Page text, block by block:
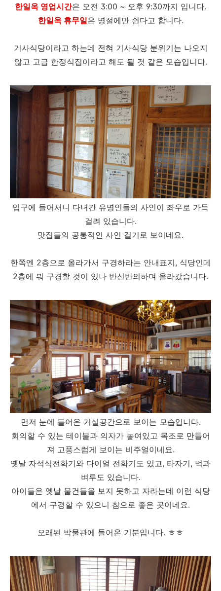
한일옥 영업시간은 오전 3:00 ~ 오후 9:30까지 입니다.
한일옥 휴무일은 명절에만 쉰다고 합니다.
기사식당이라고 하는데 전혀 기사식당 분위기는 나오지
않고 고급 한정식집이라고 해도 될 것 같은 모습입니다.
입구에 들어서니 다녀간 유명인들의 사인이 좌우로 가득
걸려 있습니다.
맛집들의 공통적인 사인 걸기로 보이네요.
한쪽엔 2층으로 올라가서 구경하라는 안내표지, 식당인데
2층에 뭐 구경할 것이 있나 반신반의하며 올라갔습니다.
먼저 눈에 들어온 거실공간으로 보이는 모습입니다.
회의할 수 있는 테이블과 의자가 놓여있고 목조로 만들어
져 고풍스럽게 보이는 비주얼이네요.
옛날 자석식전화기와 다이얼 전화기도 있고, 타자기, 먹과
벼루도 있습니다.
아이들은 옛날 물건들을 보지 못하고 자라는데 이런 식당
에서 구경할 수 있으니 참으로 좋은 곳이네요.
오래된 박물관에 들어온 기분입니다. ㅎㅎ